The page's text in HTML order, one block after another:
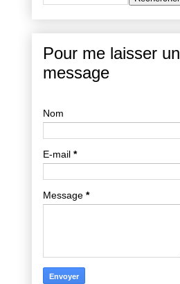
Pour me laisser un
message
Nom
E-mail *
Message *